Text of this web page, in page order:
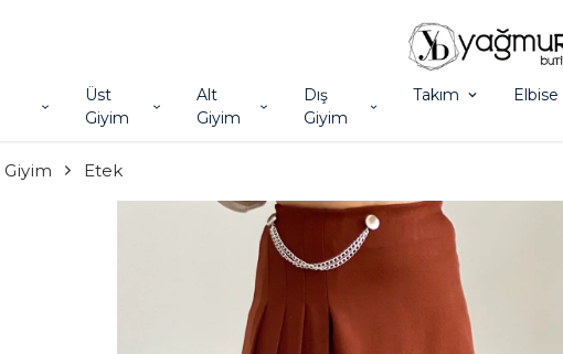
Üst
Giyim
Alt
Giyim
Dış
Giyim
Takım Elbise
Etek